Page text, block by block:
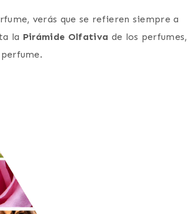
verás que se refieren siempre a
la Pirámide Olfativa de los perfumes,